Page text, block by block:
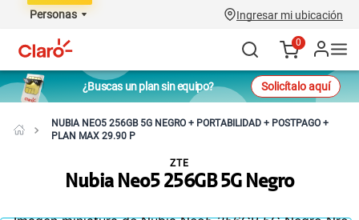
Personas Ingresar mi ubicación
0
¿Buscas un plan sin equipo? Solicítalo aquí
NUBIA NEO5 256GB 5G NEGRO + PORTABILIDAD + POSTPAGO +
PLAN MAX 29.90 P
Nubia Neo5 256GB 5G Negro
ZTE